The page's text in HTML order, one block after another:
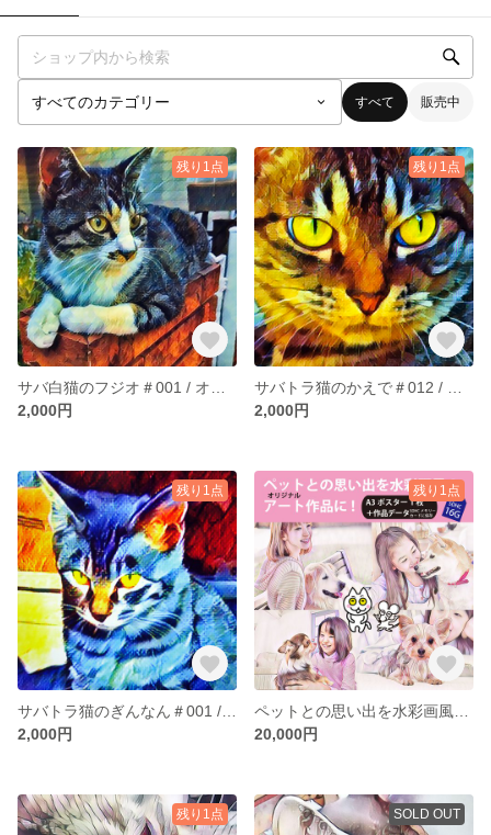
すべて 販売中
残り1点
2,000円
残り1点
2,000円
残り1点
2,000円
残り1点
20,000円
残り1点 SOLD OUT